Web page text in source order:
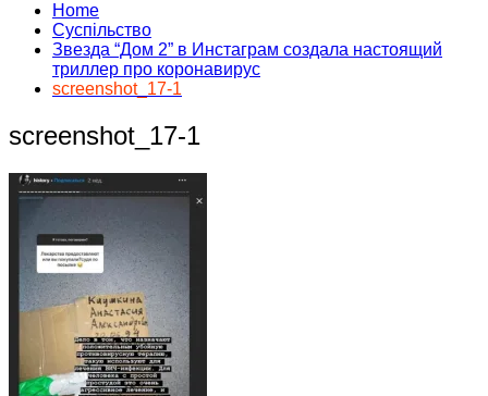
Home
Суспільство
Звезда “Дом 2” в Инстаграм создала настоящий
триллер про коронавирус
screenshot_17-1
screenshot_17-1